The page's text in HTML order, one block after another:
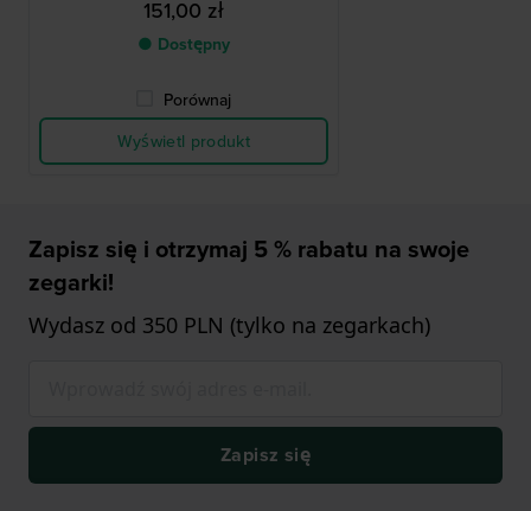
151,00 zł
● Dostępny
Porównaj
Wyświetl produkt
Zapisz się i otrzymaj 5 % rabatu na swoje
zegarki!
Wydasz od 350 PLN (tylko na zegarkach)
Zapisz się